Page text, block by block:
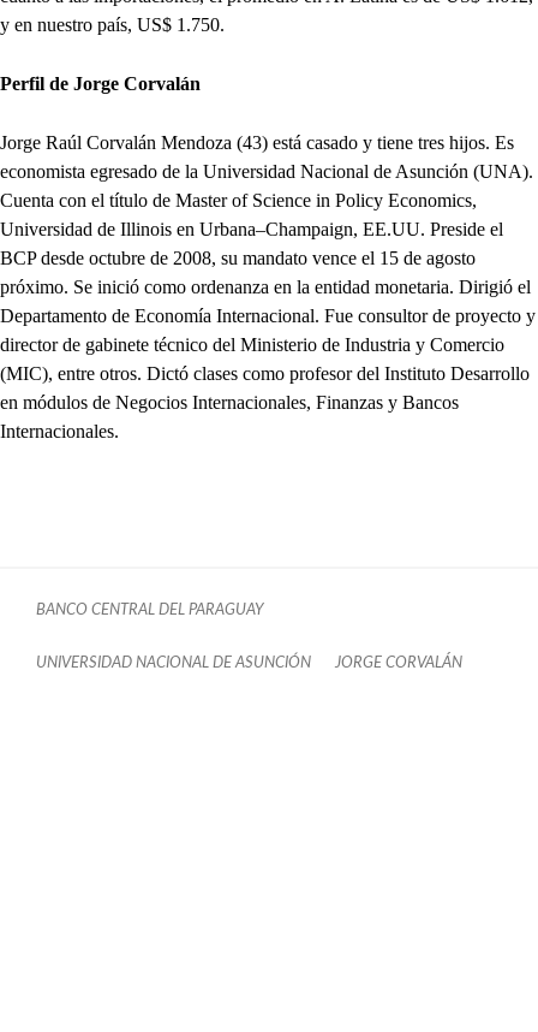
y en nuestro país, US$ 1.750.
Perfil de Jorge Corvalán
Jorge Raúl Corvalán Mendoza (43) está casado y tiene tres hijos. Es
economista egresado de la Universidad Nacional de Asunción (UNA).
Cuenta con el título de Master of Science in Policy Economics,
Universidad de Illinois en Urbana–Champaign, EE.UU. Preside el
BCP desde octubre de 2008, su mandato vence el 15 de agosto
próximo. Se inició como ordenanza en la entidad monetaria. Dirigió el
Departamento de Economía Internacional. Fue consultor de proyecto y
director de gabinete técnico del Ministerio de Industria y Comercio
(MIC), entre otros. Dictó clases como profesor del Instituto Desarrollo
en módulos de Negocios Internacionales, Finanzas y Bancos
Internacionales.
BANCO CENTRAL DEL PARAGUAY
UNIVERSIDAD NACIONAL DE ASUNCIÓN JORGE CORVALÁN